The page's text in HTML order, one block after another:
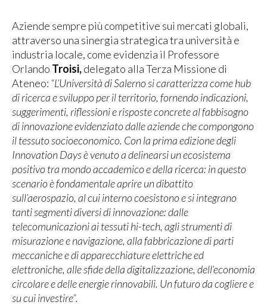
Aziende sempre più competitive sui mercati globali,
attraverso una sinergia strategica tra università e
industria locale, come evidenzia il Professore
Orlando Troisi,delegato alla Terza Missione di
Ateneo: “L’Università di Salerno si caratterizza come hub
di ricerca e sviluppo per il territorio, fornendo indicazioni,
suggerimenti, riflessioni e risposte concrete al fabbisogno
di innovazione evidenziato dalle aziende che compongono
il tessuto socioeconomico. Con la prima edizione degli
Innovation Days è venuto a delinearsi un ecosistema
positivo tra mondo accademico e della ricerca: in questo
scenario è fondamentale aprire un dibattito
sull’aerospazio, al cui interno coesistono e si integrano
tanti segmenti diversi di innovazione: dalle
telecomunicazioni ai tessuti hi-tech, agli strumenti di
misurazione e navigazione, alla fabbricazione di parti
meccaniche e di apparecchiature elettriche ed
elettroniche, alle sfide della digitalizzazione, dell’economia
circolare e delle energie rinnovabili. Un futuro da cogliere e
su cui investire”.